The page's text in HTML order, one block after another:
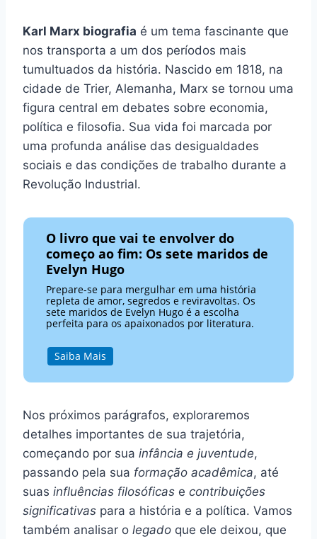
Karl Marx biografia é um tema fascinante que
nos transporta a um dos períodos mais
tumultuados da história. Nascido em 1818, na
cidade de Trier, Alemanha, Marx se tornou uma
figura central em debates sobre economia,
política e filosofia. Sua vida foi marcada por
uma profunda análise das desigualdades
sociais e das condições de trabalho durante a
Revolução Industrial.
O livro que vai te envolver do
começo ao fim: Os sete maridos de
Evelyn Hugo
Prepare-se para mergulhar em uma história
repleta de amor, segredos e reviravoltas. Os
sete maridos de Evelyn Hugo é a escolha
perfeita para os apaixonados por literatura.
Saiba Mais
Nos próximos parágrafos, exploraremos
detalhes importantes de sua trajetória,
começando por sua infância e juventude,
passando pela sua formação acadêmica, até
suas influências filosóficas e contribuições
significativas para a história e a política. Vamos
também analisar o legado que ele deixou, que